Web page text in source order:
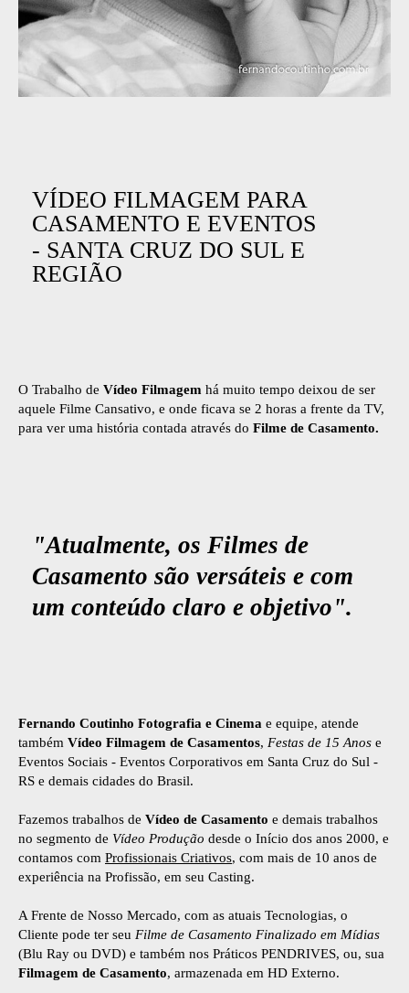
VÍDEO FILMAGEM PARA
CASAMENTO E EVENTOS
- SANTA CRUZ DO SUL E
REGIÃO
O Trabalho de Vídeo Filmagem há muito tempo deixou de ser
aquele Filme Cansativo, e onde ficava se 2 horas a frente da TV,
para ver uma história contada através do Filme de Casamento.
"Atualmente, os Filmes de
Casamento são versáteis e com
um conteúdo claro e objetivo".
Fernando Coutinho Fotografia e Cinema e equipe, atende
também Vídeo Filmagem de Casamentos, Festas de 15 Anos e
Eventos Sociais - Eventos Corporativos em Santa Cruz do Sul -
RS e demais cidades do Brasil.
Fazemos trabalhos de Vídeo de Casamento e demais trabalhos
no segmento de Vídeo Produção desde o Início dos anos 2000, e
contamos com Profissionais Criativos, com mais de 10 anos de
experiência na Profissão, em seu Casting.
A Frente de Nosso Mercado, com as atuais Tecnologias, o
Cliente pode ter seu Filme de Casamento Finalizado em Mídias
(Blu Ray ou DVD) e também nos Práticos PENDRIVES, ou, sua
Filmagem de Casamento, armazenada em HD Externo.